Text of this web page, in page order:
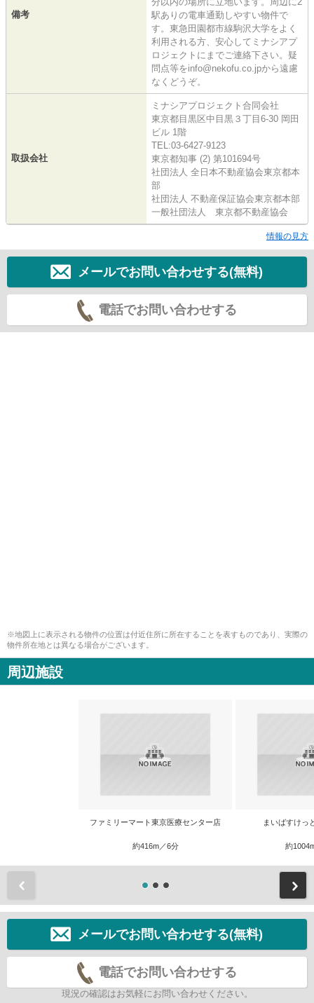
備考
駅ありの電車通勤しやすい物件で
す。東急田園都市線駒沢大学をよく
利用される方、安心してミナシアプ
ロジェクトにまでご連絡下さい。疑
問点等をinfo@nekofu.co.jpから遠慮
なくどうぞ。
取扱会社
ミナシアプロジェクト合同会社
東京都目黒区中目黒３丁目6-30 岡田
ビル 1階
TEL:03-6427-9123
東京都知事 (2) 第101694号
社団法人 全日本不動産協会東京都本
部
社団法人 不動産保証協会東京都本部
一般社団法人 東京都不動産協会
情報の見方
メールでお問い合わせする(無料)
電話でお問い合わせする
※地図上に表示される物件の位置は付近住所に所在することを表すものであり、実際の
物件所在地とは異なる場合がございます。
周辺施設
ファミリーマート東京医療センター店
約416m／6分
まいばすけっ
約
メールでお問い合わせする(無料)
電話でお問い合わせする
現況の確認はお気軽にお問い合わせください。